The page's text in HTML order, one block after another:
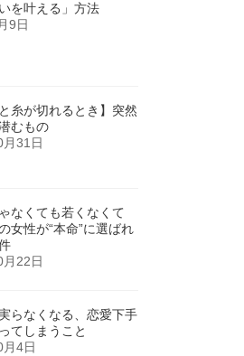
を叶える」方法
9日
と糸が切れるとき】突然
むもの
31日
なくても若くなくて
女性が“本命”に選ばれ
22日
らなくなる、恋愛下手
てしまうこと
4日